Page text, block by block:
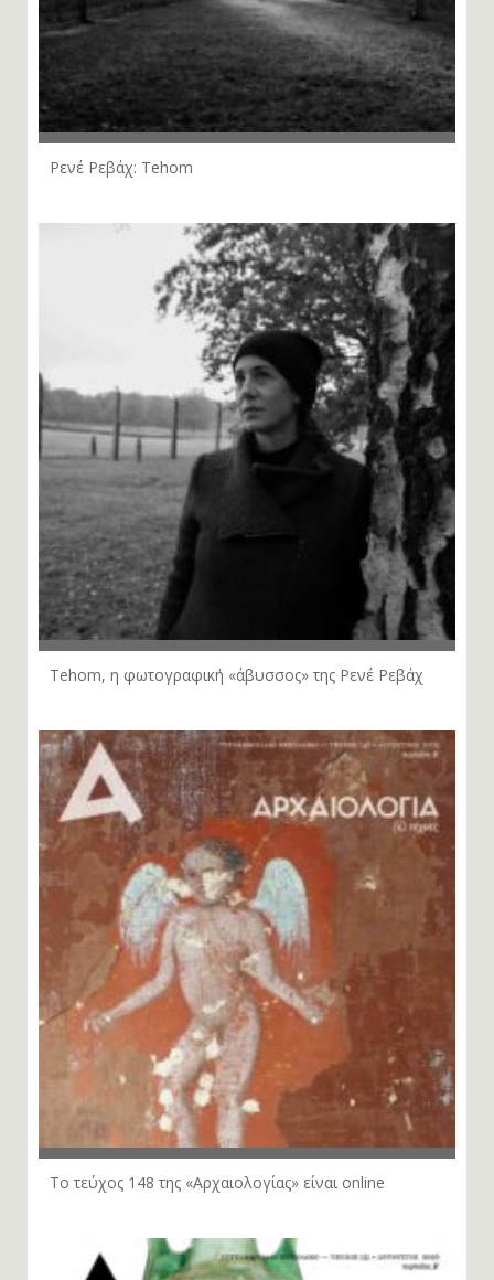
Ρενέ Ρεβάχ: Tehom
Tehom, η φωτογραφική «άβυσσος» της Ρενέ Ρεβάχ
Το τεύχος 148 της «Αρχαιολογίας» είναι online